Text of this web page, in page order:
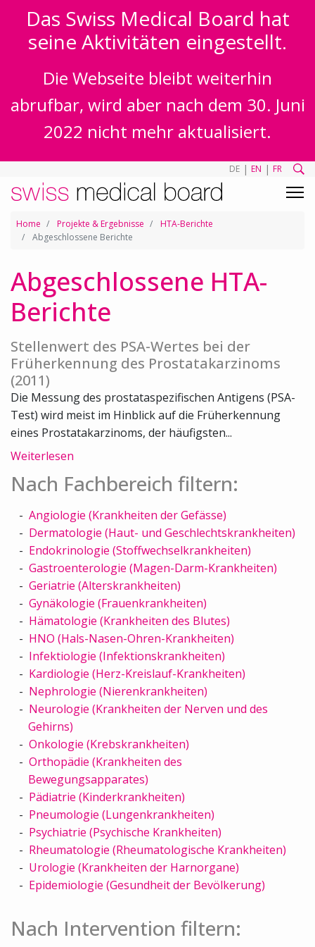
Das Swiss Medical Board hat
seine Aktivitäten eingestellt.
Die Webseite bleibt weiterhin
abrufbar, wird aber nach dem 30. Juni
2022 nicht mehr aktualisiert.
DE | EN | FR
Home Projekte & Ergebnisse
HTA-Berichte
Abgeschlossene Berichte
Abgeschlossene HTA-
Berichte
Stellenwert des PSA-Wertes bei der
Früherkennung des Prostatakarzinoms
(2011)
Die Messung des prostataspezifischen Antigens (PSA-
Test) wird meist im Hinblick auf die Früherkennung
eines Prostatakarzinoms, der häufigsten...
Weiterlesen
Nach Fachbereich filtern:
Angiologie (Krankheiten der Gefässe)
Dermatologie (Haut- und Geschlechtskrankheiten)
Endokrinologie (Stoffwechselkrankheiten)
Gastroenterologie (Magen-Darm-Krankheiten)
Geriatrie (Alterskrankheiten)
Gynäkologie (Frauenkrankheiten)
Hämatologie (Krankheiten des Blutes)
HNO (Hals-Nasen-Ohren-Krankheiten)
Infektiologie (Infektionskrankheiten)
Kardiologie (Herz-Kreislauf-Krankheiten)
Nephrologie (Nierenkrankheiten)
Neurologie (Krankheiten der Nerven und des
Gehirns)
Onkologie (Krebskrankheiten)
Orthopädie (Krankheiten des
Bewegungsapparates)
Pädiatrie (Kinderkrankheiten)
Pneumologie (Lungenkrankheiten)
Psychiatrie (Psychische Krankheiten)
Rheumatologie (Rheumatologische Krankheiten)
Urologie (Krankheiten der Harnorgane)
Epidemiologie (Gesundheit der Bevölkerung)
Nach Intervention filtern: